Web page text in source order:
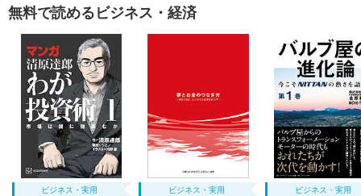
無料で読めるビジネス・経済
ビジネス・実用 ビジネス・実用 ビジネス・実用